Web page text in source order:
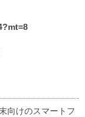
向けのスマートフ